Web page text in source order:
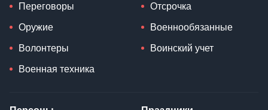
Переговоры
Оружие
Волонтеры
Военная техника
Отсрочка
Военнообязанные
Воинский учет